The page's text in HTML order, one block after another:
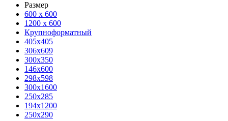
Размер
600 х 600
1200 х 600
Крупноформатный
405x405
306x609
300x350
146x600
298x598
300x1600
250x285
194x1200
250x290